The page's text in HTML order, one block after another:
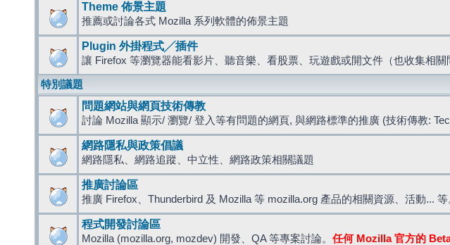
Theme 佈景主題
推薦或討論各式 Mozilla 系列軟體的佈景主題
Plugin 外掛程式╱插件
讓 Firefox 等瀏覽器能看影片、聽音樂、看股票、玩遊戲或開文件（也收集相關
特別議題
問題網站與網頁技術傳教
討論 Mozilla 顯示/ 瀏覽/ 登入等有問題的網頁, 與網路標準的推廣 (技術傳教:
網路隱私與政策倡議
網路隱私、網路追蹤、中立性、網路政策相關議題
推廣討論區
推廣 Firefox、Thunderbird 及 Mozilla 等 mozilla.org 產品的相關資源、活動... 等
程式開發討論區
Mozilla (mozilla.org, mozdev) 開發、QA 等專案討論。 任何 Mozilla 官方的